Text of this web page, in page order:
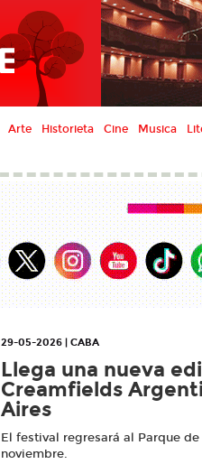
Arte Historieta Cine Musica
29-05-2026 | CABA
Llega una nueva
Creamfields
Aires
El festival regresará al Parque
noviembre.